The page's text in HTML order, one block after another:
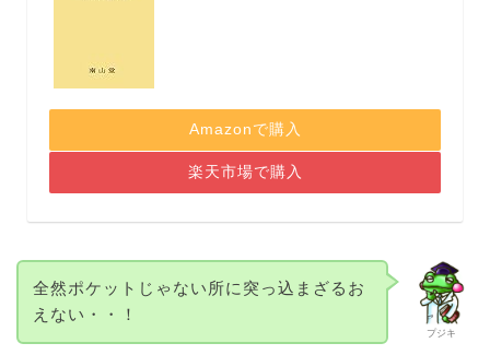
Amazonで購入
楽天市場で購入
プジキ
全然ポケットじゃない所に突っ込まざるお
えない・・！